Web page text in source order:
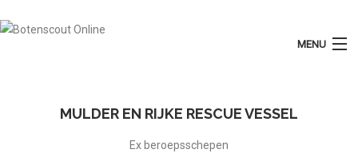
MENU
Plaats Advertentie
MULDER EN RIJKE RESCUE VESSEL
Ex beroepsschepen